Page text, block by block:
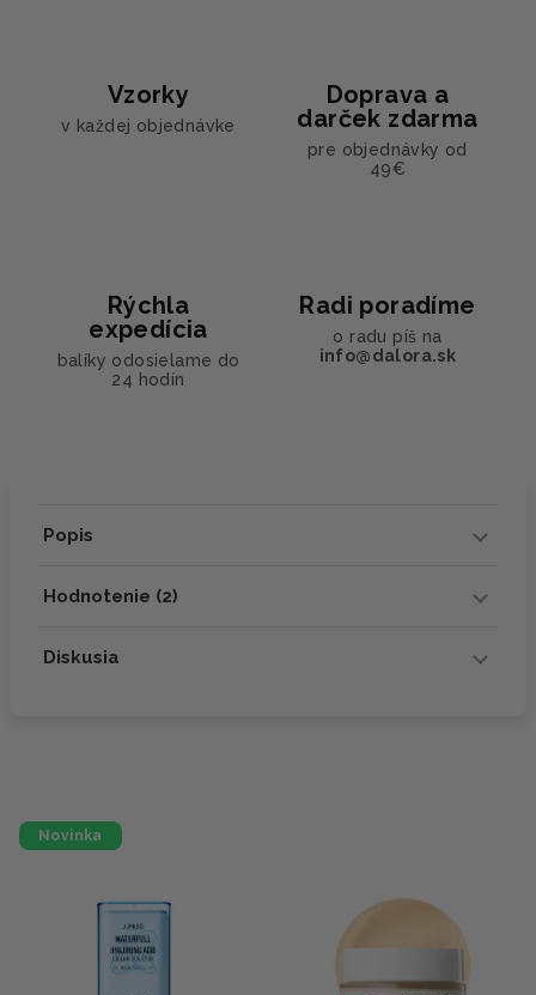
Vzorky
v každej objednávke
Doprava a
darček zdarma
pre objednávky od
49€
Rýchla
expedícia
balíky odosielame do
24 hodín
Radi poradíme
o radu píš na
info@dalora.sk
Popis
Hodnotenie (2)
Diskusia
Novinka